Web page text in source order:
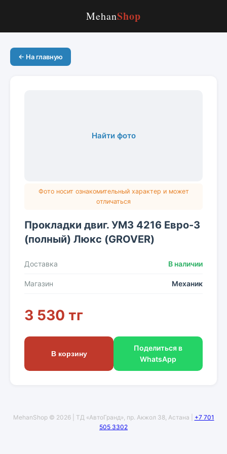
MehanShop
← На главную
Найти фото
Фото носит ознакомительный характер и может
отличаться
Прокладки двиг. УМЗ 4216 Евро-3
(полный) Люкс (GROVER)
Доставка В наличии
Магазин Механик
3 530 тг
В корзину
Поделиться в
WhatsApp
MehanShop © 2026 | ТД «АвтоГранд», пр. Акжол 38, Астана | +7 701
505 3302